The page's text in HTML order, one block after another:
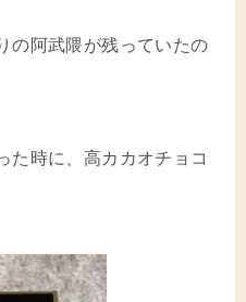
の阿武隈が残っていたの
た時に、高カカオチョコ